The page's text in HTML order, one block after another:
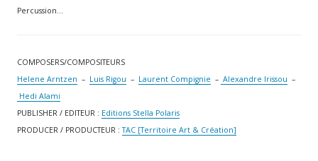
Percussion…
COMPOSERS/COMPOSITEURS
Helene Arntzen – Luis Rigou – Laurent Compignie – Alexandre Irissou –
Hedi Alami
PUBLISHER / EDITEUR : Editions Stella Polaris
PRODUCER / PRODUCTEUR :TAC [Territoire Art & Création]